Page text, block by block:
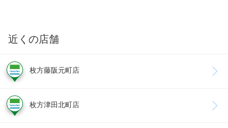
近くの店舗
枚方藤阪元町店
枚方津田北町店